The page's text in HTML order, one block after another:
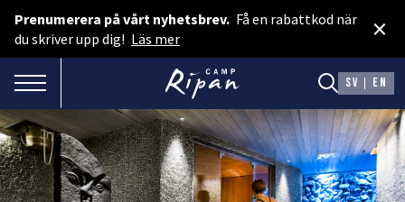
Prenumerera på vårt nyhetsbrev. Få en rabattkod när
du skriver upp dig! Läs mer ×
TOGGLE NAVIGATION SV EN
Boka rum
Spa & Event
Boka camping
Presentkort